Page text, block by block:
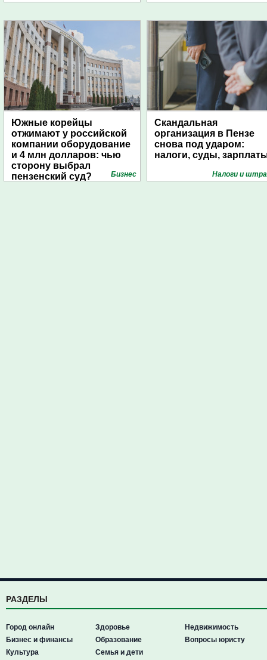
Южные корейцы
отжимают у российской
компании оборудование
и 4 млн долларов: чью
сторону выбрал
пензенский суд?
Бизнес
Скандальная
организация в Пензе
снова под ударом:
налоги, суды,
Налоги и
РАЗДЕЛЫ
Город онлайн
Бизнес и финансы
Культура
Здоровье
Образование
Семья и дети
Недвижимость
Вопросы юристу